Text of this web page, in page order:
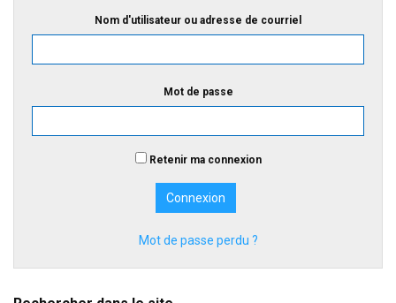
Nom d'utilisateur ou adresse de courriel
Mot de passe
Retenir ma connexion
Mot de passe perdu ?